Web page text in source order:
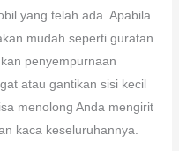
yang telah ada. Apabila
mudah seperti guratan
penyempurnaan
atau gantikan sisi kecil
menolong Anda mengirit
kaca keseluruhannya.